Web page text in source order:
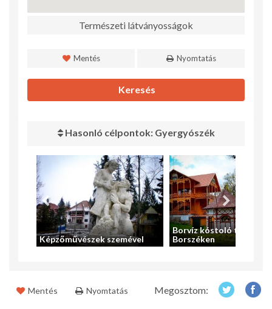
Természeti látványosságok
Mentés Nyomtatás
Keresés
Hasonló célpontok: Gyergyószék
Képzőművészek szemével
Borvíz kóstoló túra
Borszéken
Mentés Nyomtatás Megosztom: